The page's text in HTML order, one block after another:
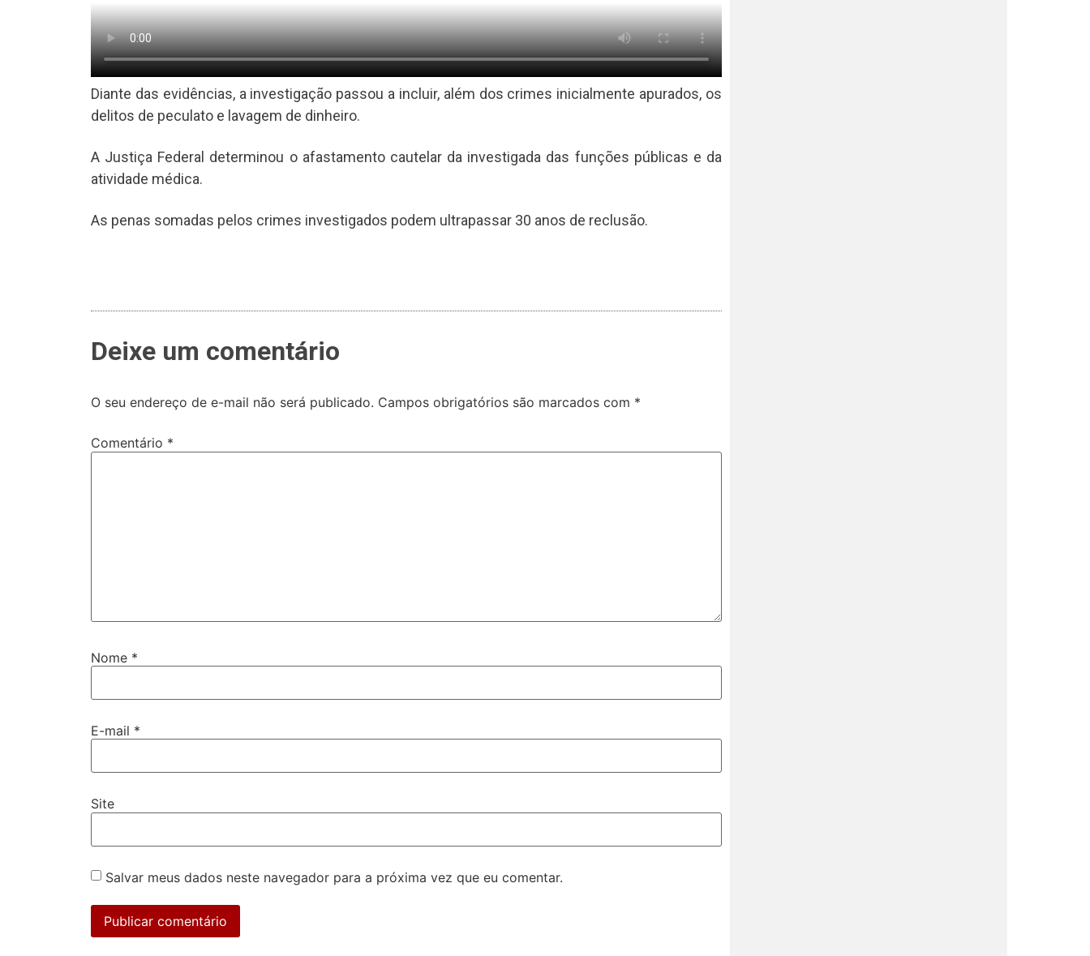
Diante das evidências, a investigação passou a incluir, além dos crimes inicialmente apurados, os
delitos de peculato e lavagem de dinheiro.
A Justiça Federal determinou o afastamento cautelar da investigada das funções públicas e da
atividade médica.
As penas somadas pelos crimes investigados podem ultrapassar 30 anos de reclusão.
Deixe um comentário
O seu endereço de e-mail não será publicado. Campos obrigatórios são marcados com *
Comentário *
Nome *
E-mail *
Site
Salvar meus dados neste navegador para a próxima vez que eu comentar.